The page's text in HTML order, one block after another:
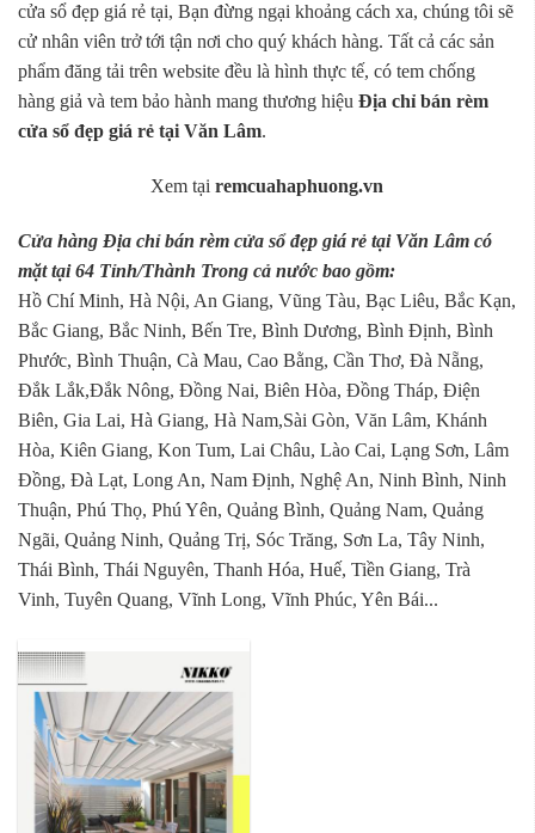
cửa sổ đẹp giá rẻ tại, Bạn đừng ngại khoảng cách xa, chúng tôi sẽ
cử nhân viên trở tới tận nơi cho quý khách hàng. Tất cả các sản
phẩm đăng tải trên website đều là hình thực tế, có tem chống
hàng giả và tem bảo hành mang thương hiệu Địa chỉ bán rèm
cửa sổ đẹp giá rẻ tại Văn Lâm.
Xem tại remcuahaphuong.vn
Cửa hàng Địa chỉ bán rèm cửa sổ đẹp giá rẻ tại Văn Lâm có
mặt tại 64 Tỉnh/Thành Trong cả nước bao gồm:
Hồ Chí Minh, Hà Nội, An Giang, Vũng Tàu, Bạc Liêu, Bắc Kạn,
Bắc Giang, Bắc Ninh, Bến Tre, Bình Dương, Bình Định, Bình
Phước, Bình Thuận, Cà Mau, Cao Bằng, Cần Thơ, Đà Nẵng,
Đắk Lắk,Đắk Nông, Đồng Nai, Biên Hòa, Đồng Tháp, Điện
Biên, Gia Lai, Hà Giang, Hà Nam,Sài Gòn, Văn Lâm, Khánh
Hòa, Kiên Giang, Kon Tum, Lai Châu, Lào Cai, Lạng Sơn, Lâm
Đồng, Đà Lạt, Long An, Nam Định, Nghệ An, Ninh Bình, Ninh
Thuận, Phú Thọ, Phú Yên, Quảng Bình, Quảng Nam, Quảng
Ngãi, Quảng Ninh, Quảng Trị, Sóc Trăng, Sơn La, Tây Ninh,
Thái Bình, Thái Nguyên, Thanh Hóa, Huế, Tiền Giang, Trà
Vinh, Tuyên Quang, Vĩnh Long, Vĩnh Phúc, Yên Bái...